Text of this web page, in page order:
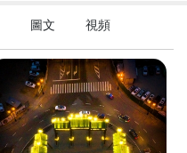
圖文 視頻